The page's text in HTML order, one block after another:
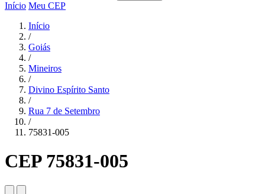
Início Meu CEP
Início
/
Goiás
/
Mineiros
/
Divino Espírito Santo
/
Rua 7 de Setembro
/
75831-005
CEP 75831-005